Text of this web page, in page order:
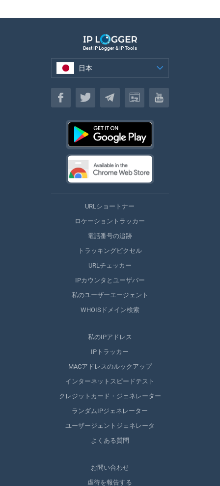
Best IP Logger & IP Tools
日本
日本
URLショートナー
ロケーショントラッカー
電話番号の追跡
トラッキングピクセル
URLチェッカー
IPカウンタとユーザバー
私のユーザーエージェント
WHOISドメイン検索
私のIPアドレス
IPトラッカー
MACアドレスのルックアップ
インターネットスピードテスト
クレジットカード・ジェネレーター
ランダムIPジェネレーター
ユーザージェントジェネレータ
よくある質問
お問い合わせ
虐待を報告する